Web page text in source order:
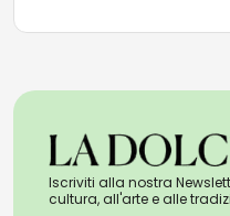
Iscriviti alla nostra
cultura, all'arte e alle